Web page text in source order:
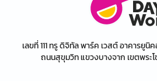
เลขที่ 111 ทรู ดิจิทัล พาร์ค เวสต์ อาคารยูนิ
ถนนสุขุมวิท แขวงบางจาก เขตพระ